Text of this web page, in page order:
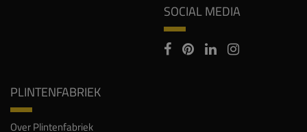
SOCIAL MEDIA
PLINTENFABRIEK
Over Plintenfabriek